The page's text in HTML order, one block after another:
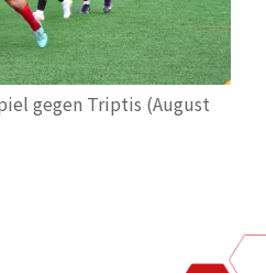
gegen Triptis (August